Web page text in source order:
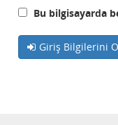
Bu bilgisayarda
Giriş Bilgilerini